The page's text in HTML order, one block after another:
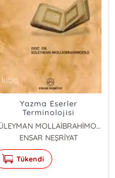
Yazma Eserler
Terminolojisi
SÜLEYMAN MOLLAİBRAHİMOĞLU
ENSAR NEŞRİYAT
Tükendi